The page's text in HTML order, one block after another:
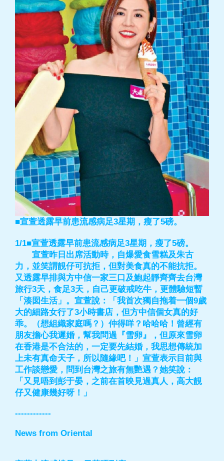
■宣萱透露早前患流感病足3星期，瘦了5磅。
1/1■宣萱透露早前患流感病足3星期，瘦了5磅。
宣萱昨日出席活動時，自爆愛食雪糕及朱古
力，並笑謂靚仔可抗拒，但對美食真的不能抗拒。
又透露早排與方中信一家三口及鮑起靜齊齊去台灣
旅行3天，食足3天，自己更破戒吃牛，更體驗短暫
「湊囡生活」。宣萱說：「我首次獨自拖着一個9歲
大的細路女行了3小時書店，但方中信個女真的好
乖。（想組織家庭嗎？）仲得咩？哈哈哈！曾經有
朋友擔心我遲婚，幫我問過『雪卵』，但原來雪卵
在香港是不合法的，一定要先結婚，我思想傳統加
上未有真命天子，所以隨緣吧！」宣萱表示目前與
工作談戀愛，問到台灣之旅有無艷遇？她笑說：
「又見唔到彭于晏，之前在首映見過真人，高大靚
仔又健康幾好呀！」
------------
News from Oriental